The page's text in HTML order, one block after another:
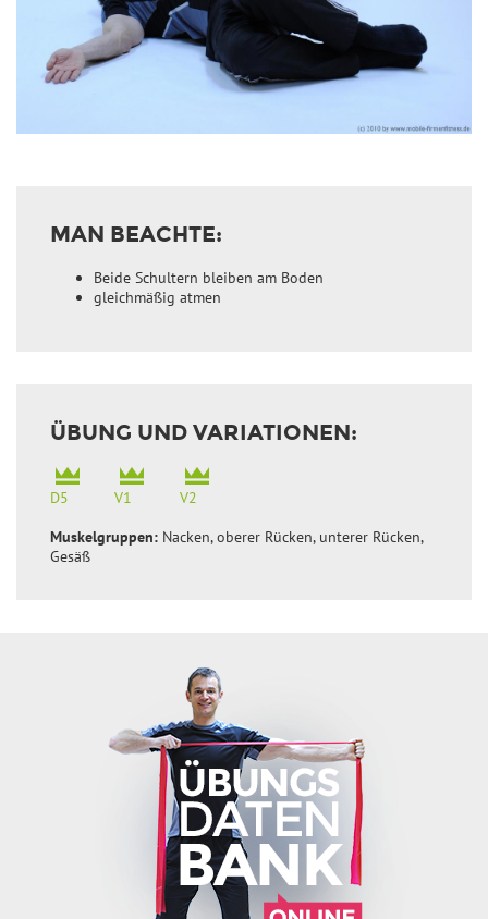
MAN BEACHTE:
Beide Schultern bleiben am Boden
gleichmäßig atmen
ÜBUNG UND VARIATIONEN:
D5 V1
V2
Muskelgruppen: Nacken, oberer Rücken, unterer Rücken,
Gesäß